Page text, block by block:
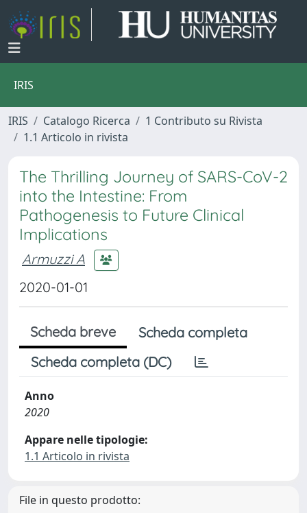
IRIS
IRIS Catalogo Ricerca
1 Contributo su Rivista
1.1 Articolo in rivista
The Thrilling Journey of SARS-CoV-2
into the Intestine: From
Pathogenesis to Future Clinical
Implications
Armuzzi A
2020-01-01
Scheda breve
Scheda completa
Scheda completa (DC)
Anno
2020
Appare nelle tipologie:
1.1 Articolo in rivista
File in questo prodotto: